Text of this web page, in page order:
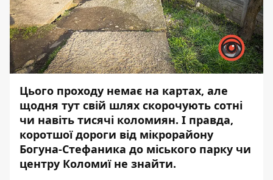
Цього проходу немає на картах, але
щодня тут свій шлях скорочують сотні
чи навіть тисячі коломиян. І правда,
коротшої дороги від мікрорайону
Богуна-Стефаника до міського парку чи
центру Коломиї не знайти.